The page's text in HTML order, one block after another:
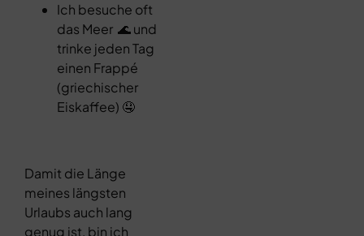
Ich besuche oft
das Meer 🌊 und
trinke jeden Tag
einen Frappé
(griechischer
Eiskaffee) 🤤
Damit die Länge
meines längsten
Urlaubs auch lang
genug ist, bin ich